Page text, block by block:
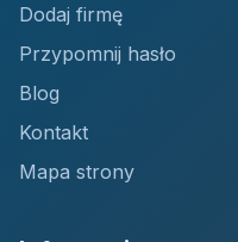
Dodaj firmę
Przypomnij hasło
Blog
Kontakt
Mapa strony